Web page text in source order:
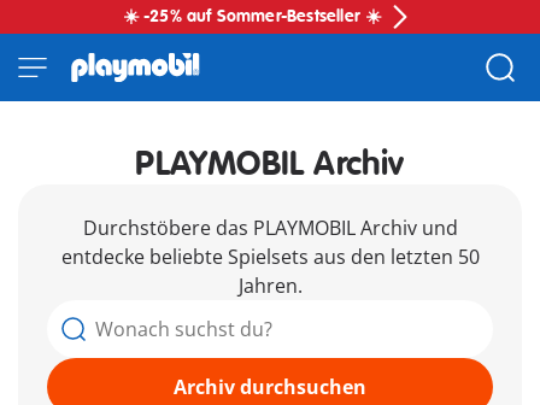
☀️ -25% auf Sommer-Bestseller ☀️
PLAYMOBIL Archiv
Durchstöbere das PLAYMOBIL Archiv und
entdecke beliebte Spielsets aus den letzten 50
Jahren.
Archiv durchsuchen